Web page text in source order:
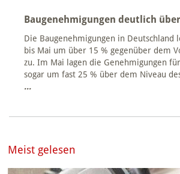
Baugenehmigungen deutlich
Die Baugenehmigungen in Deutschland
bis Mai um über 15 % gegenüber dem
zu. Im Mai lagen die Genehmigungen
sogar um fast 25 % über dem Niveau
...
Meist gelesen